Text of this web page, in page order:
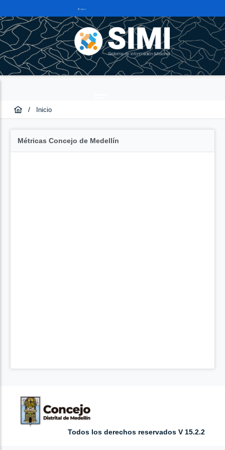
/ Inicio
Métricas Concejo de Medellín
Todos los derechos reservados V 15.2.2